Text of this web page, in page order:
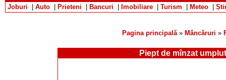
Joburi
Auto Prieteni Bancuri Imobiliare Turism Meteo
Pagina principală» Mâncăruri »
Piept de mînzat umplut